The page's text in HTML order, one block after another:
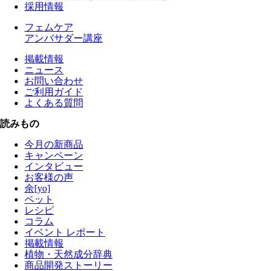
採用情報
フェムケア
アンバサダー講座
掲載情報
ニュース
お問い合わせ
ご利用ガイド
よくある質問
読みもの
今月の新商品
キャンペーン
インタビュー
お客様の声
余[yo]
ペット
レシピ
コラム
イベント レポート
掲載情報
植物・天然成分辞典
商品開発ストーリー